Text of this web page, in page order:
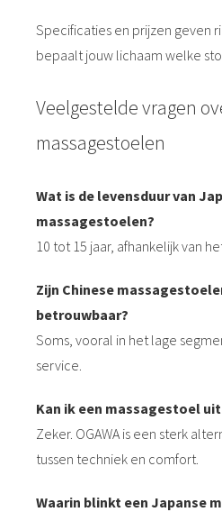
Specificaties en prijzen geven
bepaalt jouw lichaam welke
Veelgestelde vragen
massagestoelen
Wat is de levensduur van
massagestoelen?
10 tot 15 jaar, afhankelijk van
Zijn Chinese
betrouwbaar?
Soms, vooral in het lage
service.
Kan ik een massagestoel
Zeker. OGAWA is een sterk
tussen techniek en comfort.
Waarin blinkt een Japanse